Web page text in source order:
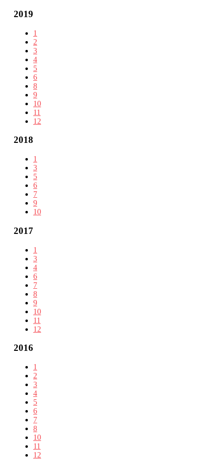
2019
1
2
3
4
5
6
8
9
10
11
12
2018
1
3
5
6
7
9
10
2017
1
3
4
6
7
8
9
10
11
12
2016
1
2
3
4
5
6
7
8
10
11
12